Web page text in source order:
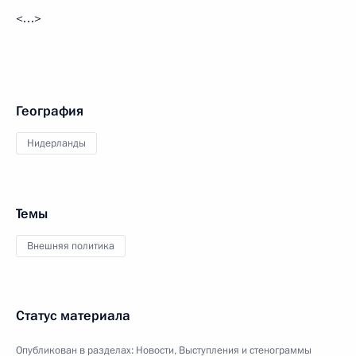
<…>
География
Нидерланды
Темы
Внешняя политика
Статус материала
Опубликован в разделах: Новости, Выступления и стенограммы